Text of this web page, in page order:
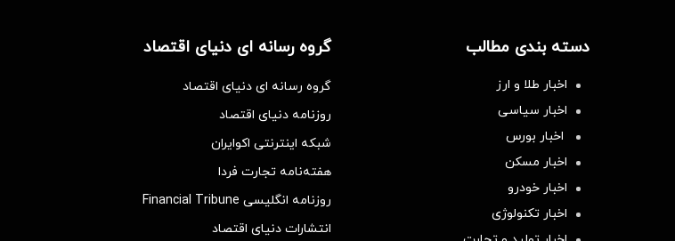
دسته بندی مطالب
اخبار طلا و ارز
اخبار سیاسی
اخبار بورس
اخبار مسکن
اخبار خودرو
اخبار تکنولوژی
گروه رسانه ای دنیای اقتصاد
گروه رسانه ای دنیای اقتصاد
روزنامه دنیای اقتصاد
شبکه اینترنتی اکوایران
هفته‌نامه تجارت فردا
روزنامه انگلیسی Financial Tribune
انتشارات دنیای اقتصاد